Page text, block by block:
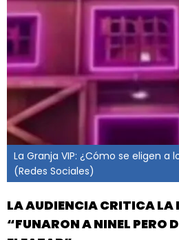
La Granja VIP: ¿Cómo se eligen a
(Redes Sociales)
LA AUDIENCIA CRITICA LA
“FUNARON A NINEL PERO